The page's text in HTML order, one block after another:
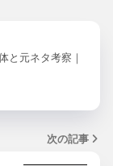
と元ネタ考察｜
次の記事